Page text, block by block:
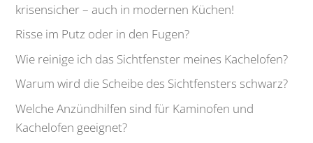
krisensicher – auch in modernen Küchen!
Risse im Putz oder in den Fugen?
Wie reinige ich das Sichtfenster meines Kachelofen?
Warum wird die Scheibe des Sichtfensters schwarz?
Welche Anzündhilfen sind für Kaminofen und
Kachelofen geeignet?